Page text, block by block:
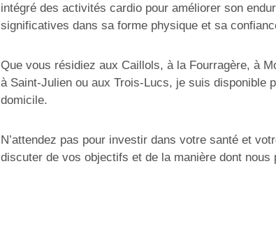
intégré des activités cardio pour améliorer son
significatives dans sa forme physique et sa
Que vous résidiez aux Caillols, à la Fourragère, à
à Saint-Julien ou aux Trois-Lucs, je suis disponible
domicile.
N’attendez pas pour investir dans votre santé et
discuter de vos objectifs et de la manière dont